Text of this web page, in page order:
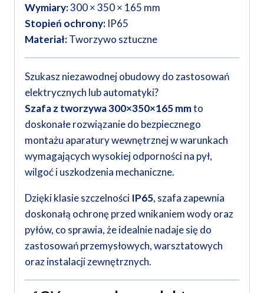
Wymiary:300 × 350 × 165 mm
Stopień ochrony: IP65
Materiał:Tworzywo sztuczne
Szukasz niezawodnej obudowy do zastosowań
elektrycznych lub automatyki?
Szafa z tworzywa 300×350×165 mmto
doskonałe rozwiązanie do bezpiecznego
montażu aparatury wewnętrznej w warunkach
wymagających wysokiej odporności na pył,
wilgoć i uszkodzenia mechaniczne.
Dzięki klasie szczelności IP65, szafa zapewnia
doskonałą ochronę przed wnikaniem wody oraz
pyłów, co sprawia, że idealnie nadaje się do
zastosowań przemysłowych, warsztatowych
oraz instalacji zewnętrznych.